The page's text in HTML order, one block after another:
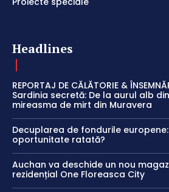
Headlines
REPORTAJ DE CĂLĂTORIE &
Sardinia secretă: De la aurul alb
mireasma de mirt din Muravera
Decuplarea de fondurile
oportunitate ratată?
Auchan va deschide un nou
rezidențial One Floreasca City